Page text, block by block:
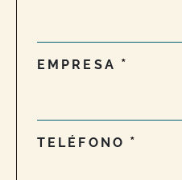
EMPRESA
TELÉFONO